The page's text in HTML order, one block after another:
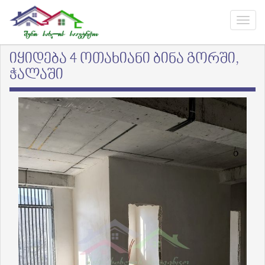
იყიდება 4 ოთახიანი ბინა გორში,
ჭალაში